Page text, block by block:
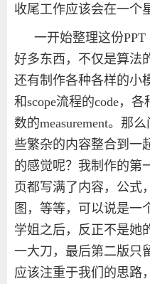
收尾工作应该会在一个
一开始整理这份PPT
好多东西，不仅是算法
还有制作各种各样的小
和scope流程的code，各
数的measurement。那么
些繁杂的内容整合到一
的感觉呢？我制作的第
页都写满了内容，公式，
图，等等，可以说是一
学姐之后，反正不是她
一大刀，最后第二版只
应该注重于我们的思路